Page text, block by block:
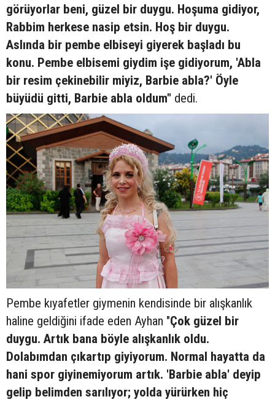
görüyorlar beni, güzel bir duygu. Hoşuma gidiyor,
Rabbim herkese nasip etsin. Hoş bir duygu.
Aslında bir pembe elbiseyi giyerek başladı bu
konu. Pembe elbisemi giydim işe gidiyorum, 'Abla
bir resim çekinebilir miyiz, Barbie abla?' Öyle
büyüdü gitti, Barbie abla oldum" dedi.
Pembe kıyafetler giymenin kendisinde bir alışkanlık
haline geldiğini ifade eden Ayhan "Çok güzel bir
duygu. Artık bana böyle alışkanlık oldu.
Dolabımdan çıkartıp giyiyorum. Normal hayatta da
hani spor giyinemiyorum artık. 'Barbie abla' deyip
gelip belimden sarılıyor; yolda yürürken hiç